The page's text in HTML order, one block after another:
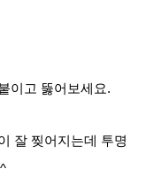
이고 뚫어보세요.
잘 찢어지는데 투명